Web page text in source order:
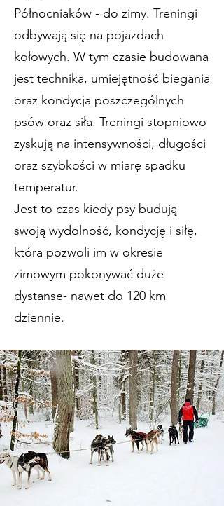
Północniaków - do zimy. Treningi
odbywają się na pojazdach
kołowych. W tym czasie budowana
jest technika, umiejętność biegania
oraz kondycja poszczególnych
psów oraz siła. Treningi stopniowo
zyskują na intensywności, długości
oraz szybkości w miarę spadku
temperatur.
Jest to czas kiedy psy budują
swoją wydolność, kondycję i siłę,
która pozwoli im w okresie
zimowym pokonywać duże
dystanse- nawet do 120 km
dziennie.